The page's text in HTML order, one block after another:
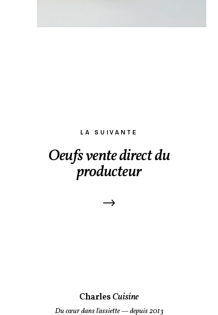
LA SUIVANTE
Oeufs vente direct du
producteur
→
Charles Cuisine
Du cœur dans l'assiette— depuis 2013